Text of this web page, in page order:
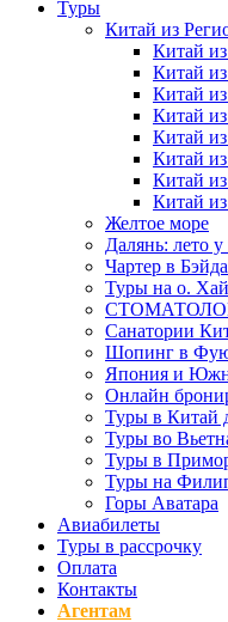
Туры
Китай из
Китай
Китай
Китай
Китай
Китай
Китай
Китай
Китай
Желтое море
Далянь: лето
Чартер в
Туры на о.
Санатории
Шопинг в
Япония и
Онлайн
Туры в Китай
Туры во
Туры в
Туры на
Горы Аватара
Авиабилеты
Туры в рассрочку
Оплата
Контакты
Агентам